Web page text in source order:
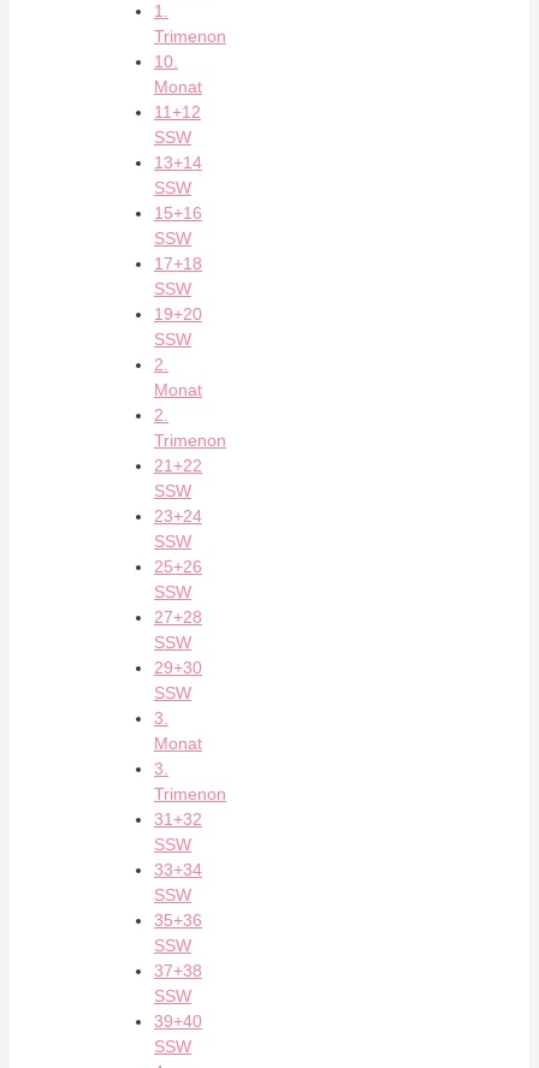
1.
Trimenon
10.
Monat
11+12
SSW
13+14
SSW
15+16
SSW
17+18
SSW
19+20
SSW
2.
Monat
2.
Trimenon
21+22
SSW
23+24
SSW
25+26
SSW
27+28
SSW
29+30
SSW
3.
Monat
3.
Trimenon
31+32
SSW
33+34
SSW
35+36
SSW
37+38
SSW
39+40
SSW